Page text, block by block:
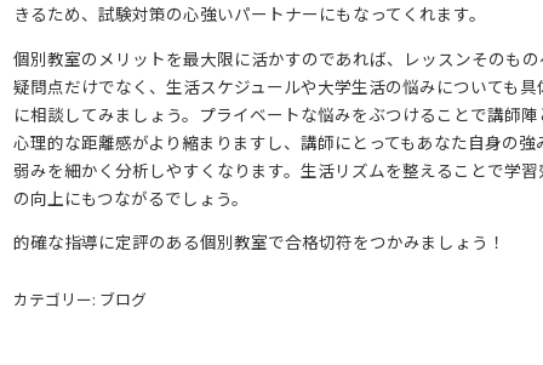
きるため、試験対策の心強いパートナーにもなってくれます。
個別教室のメリットを最大限に活かすのであれば、レッスンそのも
疑問点だけでなく、生活スケジュールや大学生活の悩みについても具
に相談してみましょう。プライベートな悩みをぶつけることで講師
心理的な距離感がより縮まりますし、講師にとってもあなた自身の強
弱みを細かく分析しやすくなります。生活リズムを整えることで学習
の向上にもつながるでしょう。
的確な指導に定評のある個別教室で合格切符をつかみましょう！
カテゴリー: ブログ